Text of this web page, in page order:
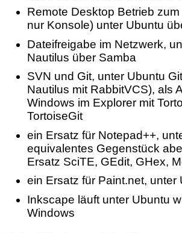
Remote Desktop Betrieb
nur Konsole) unter Ubuntu
Dateifreigabe im Netzwerk,
Nautilus über Samba
SVN und Git, unter Ubuntu
Nautilus mit RabbitVCS), als
Windows im Explorer mit
TortoiseGit
ein Ersatz für Notepad++,
equivalentes Gegenstück
Ersatz SciTE, GEdit, GHex,
ein Ersatz für Paint.net, unter
Inkscape läuft unter Ubuntu
Windows